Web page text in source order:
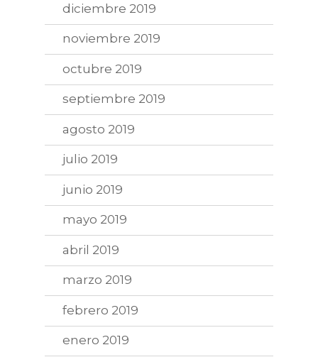
diciembre 2019
noviembre 2019
octubre 2019
septiembre 2019
agosto 2019
julio 2019
junio 2019
mayo 2019
abril 2019
marzo 2019
febrero 2019
enero 2019